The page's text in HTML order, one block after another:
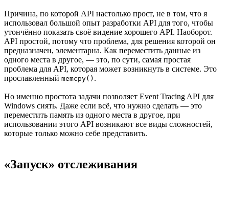
Причина, по которой API настолько прост, не в том, что я
использовал большой опыт разработки API для того, чтобы
утончённо показать своё видение хорошего API. Наоборот.
API простой, потому что проблема, для решения которой он
предназначен, элементарна. Как переместить данные из
одного места в другое, — это, по сути, самая простая
проблема для API, которая может возникнуть в системе. Это
прославленный memcpy() .
Но именно простота задачи позволяет Event Tracing API для
Windows сиять. Даже если всё, что нужно сделать — это
переместить память из одного места в другое, при
использовании этого API возникают все виды сложностей,
которые только можно себе представить.
«Запуск» отслеживания